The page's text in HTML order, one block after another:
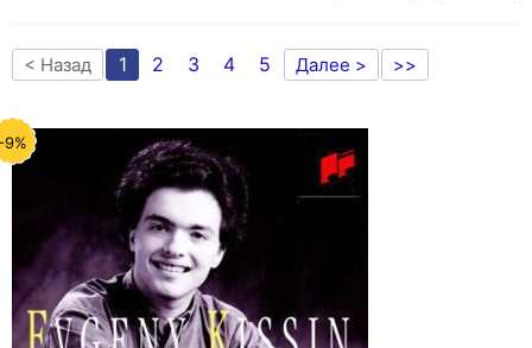
< Назад 1 2 3 4 5 Далее > >>
9%